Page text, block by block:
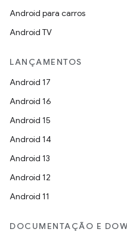
Android para carros
Android TV
LANÇAMENTOS
Android 17
Android 16
Android 15
Android 14
Android 13
Android 12
Android 11
DOCUMENTAÇÃO E